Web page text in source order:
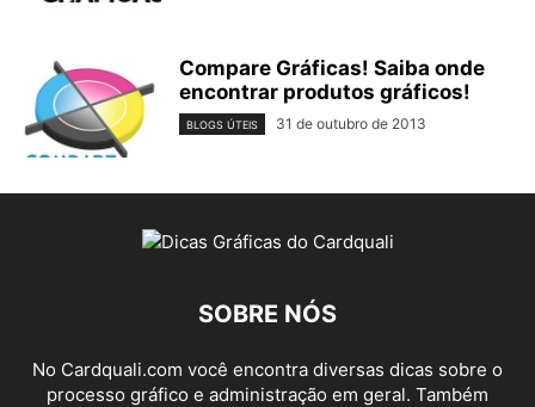
Compare Gráficas! Saiba onde
encontrar produtos gráficos!
BLOGS ÚTEIS 31 de outubro de 2013
SOBRE NÓS
No Cardquali.com você encontra diversas dicas sobre o
processo gráfico e administração em geral. Também